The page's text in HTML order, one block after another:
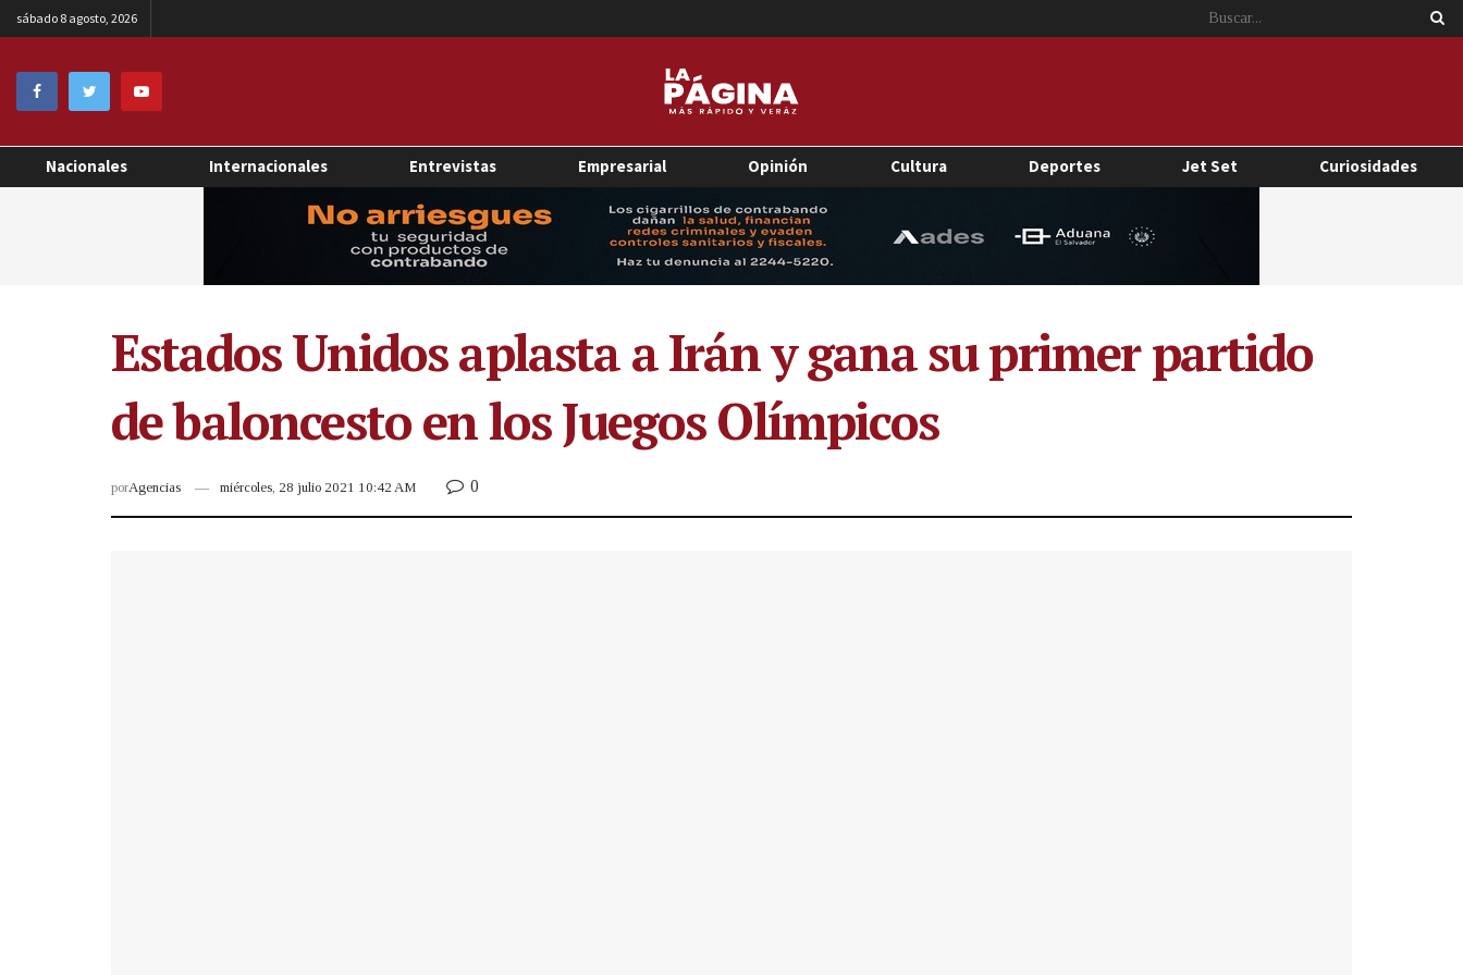
sábado 8 agosto, 2026
Nacionales Internacionales Entrevistas Empresarial Opinión Cultura Deportes Jet Set Curiosidades
Estados Unidos aplasta a Irán y gana su primer partido
de baloncesto en los Juegos Olímpicos
porAgencias miércoles, 28 julio 2021 10:42 AM 0